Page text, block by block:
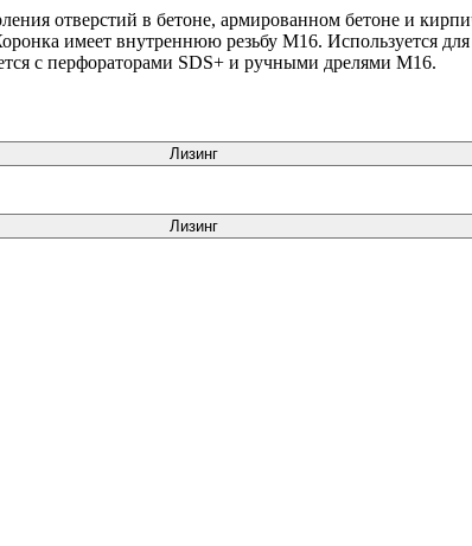
отверстий в бетоне, армированном бетоне и
имеет внутреннюю резьбу М16. Используется
с перфораторами SDS+ и ручными дрелями М16.
Лизинг
Лизинг